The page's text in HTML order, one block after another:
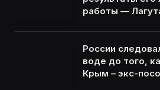
работы —
России
воде до того,
Крым – экс-